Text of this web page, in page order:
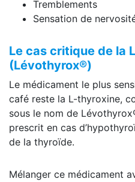
Tremblements
Sensation de
Le cas critique de la
(Lévothyrox®)
Le médicament le plus
café reste la L-thyroxine,
sous le nom de
prescrit en cas
de la thyroïde.
Mélanger ce médicament